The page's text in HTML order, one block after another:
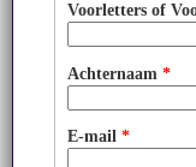
Voorletters of
Achternaam *
E-mail *